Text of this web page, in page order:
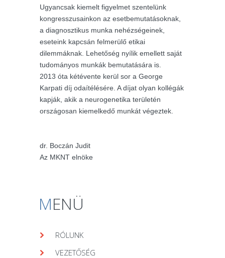
Ugyancsak kiemelt figyelmet szentelünk
kongresszusainkon az esetbemutatásoknak,
a diagnosztikus munka nehézségeinek,
eseteink kapcsán felmerülő etikai
dilemmáknak. Lehetőség nyílik emellett saját
tudományos munkák bemutatására is.
2013 óta kétévente kerül sor a George
Karpati díj odaítélésére. A díjat olyan kollégák
kapják, akik a neurogenetika területén
országosan kiemelkedő munkát végeztek.
dr. Boczán Judit
Az MKNT elnöke
MENÜ
RÓLUNK
VEZETŐSÉG